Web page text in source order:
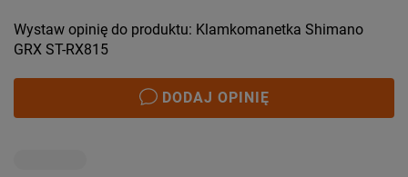
Wystaw opinię do produktu: Klamkomanetka Shimano
GRX ST-RX815
DODAJ OPINIĘ